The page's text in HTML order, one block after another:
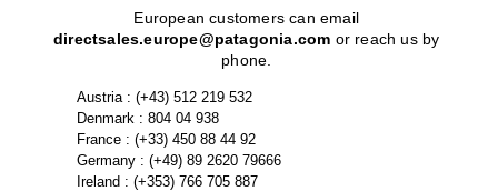
European customers can email
directsales.europe@patagonia.com or reach us by
phone.
Austria : (+43) 512 219 532
Denmark : 804 04 938
France : (+33) 450 88 44 92
Germany : (+49) 89 2620 79666
Ireland : (+353) 766 705 887